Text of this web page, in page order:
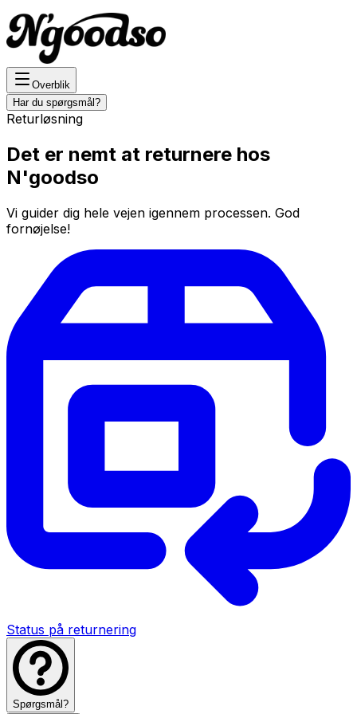
Overblik
Har du spørgsmål?
Returløsning
Det er nemt at returnere hos
N'goodso
Vi guider dig hele vejen igennem processen. God
fornøjelse!
Status på returnering
Spørgsmål?